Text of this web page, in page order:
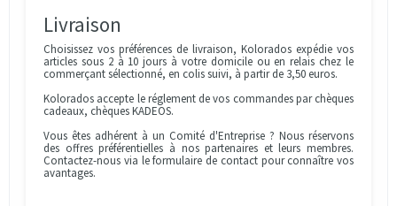
Livraison
Choisissez vos préférences de livraison, Kolorados expédie vos
articles sous 2 à 10 jours à votre domicile ou en relais chez le
commerçant sélectionné, en colis suivi, à partir de 3,50 euros.
Kolorados accepte le réglement de vos commandes par chèques
cadeaux, chèques KADEOS.
Vous êtes adhérent à un Comité d'Entreprise ? Nous réservons
des offres préférentielles à nos partenaires et leurs membres.
Contactez-nous via le formulaire de contact pour connaître vos
avantages.